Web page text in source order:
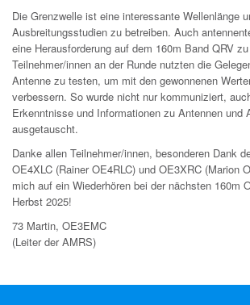
Die Grenzwelle ist eine interessante Wellenlänge
Ausbreitungsstudien zu betreiben. Auch
eine Herausforderung auf dem 160m Band QRV
Teilnehmer/innen an der Runde nutzten die
Antenne zu testen, um mit den gewonnenen
verbessern. So wurde nicht nur kommuniziert,
Erkenntnisse und Informationen zu Antennen und
ausgetauscht.
Danke allen Teilnehmer/innen, besonderen Dank
OE4XLC (Rainer OE4RLC) und OE3XRC (Marion
mich auf ein Wiederhören bei der nächsten 160m
Herbst 2025!
73 Martin, OE3EMC
(Leiter der AMRS)